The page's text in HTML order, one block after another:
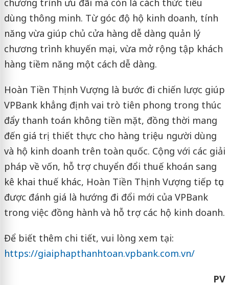
chương trình ưu đãi mà còn là cách thức tiêu
dùng thông minh. Từ góc độ hộ kinh doanh, tính
năng vừa giúp chủ cửa hàng dễ dàng quản lý
chương trình khuyến mại, vừa mở rộng tập khách
hàng tiềm năng một cách dễ dàng.
Hoàn Tiền Thịnh Vượng là bước đi chiến lược giúp
VPBank khẳng định vai trò tiên phong trong thúc
đẩy thanh toán không tiền mặt, đồng thời mang
đến giá trị thiết thực cho hàng triệu người dùng
và hộ kinh doanh trên toàn quốc. Cộng với các giải
pháp về vốn, hỗ trợ chuyển đổi thuế khoán sang
kê khai thuế khác, Hoàn Tiền Thịnh Vượng tiếp tục
được đánh giá là hướng đi đổi mới của VPBank
trong việc đồng hành và hỗ trợ các hộ kinh doanh.
Để biết thêm chi tiết, vui lòng xem tại:
https://giaiphapthanhtoan.vpbank.com.vn/
PV